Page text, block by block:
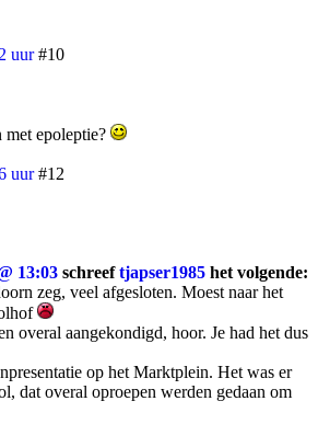
uur #10
epoleptie?
uur #12
13:03 schreeftjapser1985 het volgende:
zeg, veel afgesloten. Moest naar het
overal aangekondigd, hoor. Je had het dus
op het Marktplein. Het was er
dat overal oproepen werden gedaan om